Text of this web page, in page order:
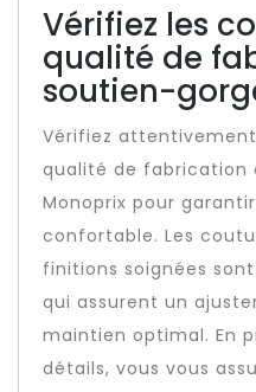
Vérifiez les
qualité de
soutien-
Vérifiez
qualité de fabrication
Monoprix pour
confortable. Les
finitions soignées
qui assurent un
maintien optimal. En
détails, vous vous